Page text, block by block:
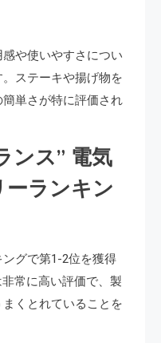
や使いやすさについ
ステーキや揚げ物を
単さが特に評価され
ンス” 電気
ランキン
グで第1-2位を獲得
常に高い評価で、製
くとれていることを